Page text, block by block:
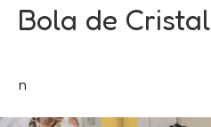
Bola de Cristal
n